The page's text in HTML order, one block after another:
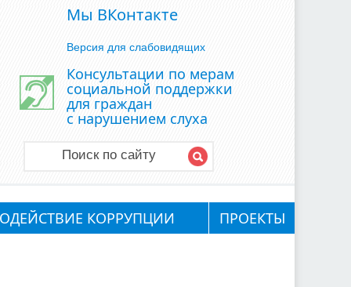
Мы ВКонтакте
Версия для слабовидящих
Консультации по мерам
социальной поддержки
для граждан
с нарушением слуха
Поиск по сайту
КОРРУПЦИИ ПРОЕКТЫ⁣